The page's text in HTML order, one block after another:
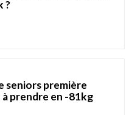
?
seniors première
à prendre en -81kg